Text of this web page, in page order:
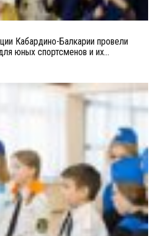
Кабардино-Балкарии провели
юных спортсменов и их...